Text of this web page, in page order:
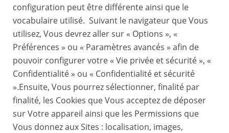
configuration peut être différente ainsi que le
vocabulaire utilisé. Suivant le navigateur que Vous
utilisez, Vous devrez aller sur « Options », «
Préférences » ou « Paramètres avancés » afin de
pouvoir configurer votre « Vie privée et sécurité », «
Confidentialité » ou « Confidentialité et sécurité
».Ensuite, Vous pourrez sélectionner, finalité par
finalité, les Cookies que Vous acceptez de déposer
sur Votre appareil ainsi que les Permissions que
Vous donnez aux Sites : localisation, images,